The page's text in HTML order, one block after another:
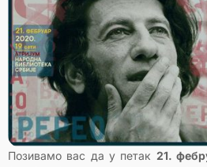
Позивамо вас да у петак 21.